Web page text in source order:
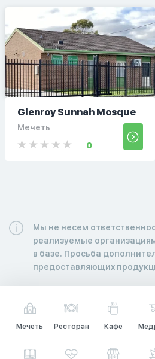
Glenroy Sunnah Mosque
Мечеть
0
Мы не несем
реализуемые
в базе. Просьба
предоставляющих
Мечеть Ресторан Кафе